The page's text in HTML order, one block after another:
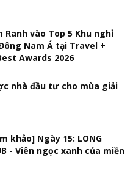
Ranh vào Top 5 Khu nghỉ
Nam Á tại Travel +
Awards 2026
nhà đầu tư cho mùa giải
khảo] Ngày 15: LONG
- Viên ngọc xanh của miền